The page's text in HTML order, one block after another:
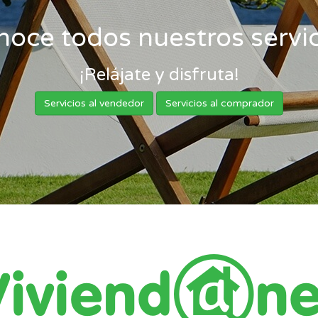
todos nuestros
¡Relájate y disfruta!
Servicios al vendedor Servicios al comprador